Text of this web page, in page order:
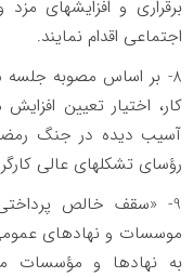
برقراری و افزایشهای مزد
اجتماعی اقدام نمایند.
کار، اختیار تعیین
آسیب دیده در جنگ
رؤسای تشکلهای عالی
9- «سقف خالص
موسسات و نهادهای
به نهادها و مؤسسات